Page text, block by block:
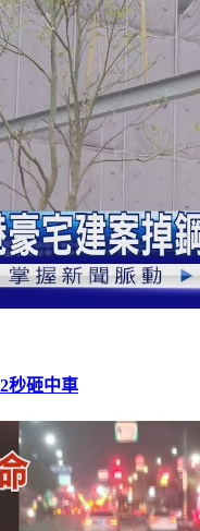
秒砸中車